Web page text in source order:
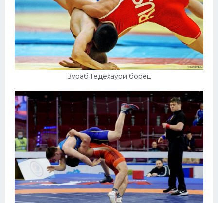
Зураб Гедехаури борец